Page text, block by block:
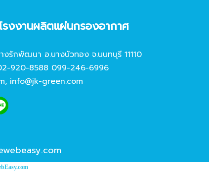
งงานผลิตแผ่นกรองอากาศ
รักพัฒนา อ.บางบัวทอง จ.นนทบุรี 11110
920-8588 099-246-6996
, info@jk-green.com